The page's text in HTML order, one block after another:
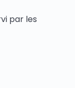
par les